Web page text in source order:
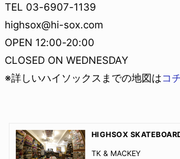
TEL 03-6907-1139
highsox@hi-sox.com
OPEN 12:00-20:00
CLOSED ON WEDNESDAY
※詳しいハイソックスまでの地図はコ
HIGHSOX
TK & MACKEY